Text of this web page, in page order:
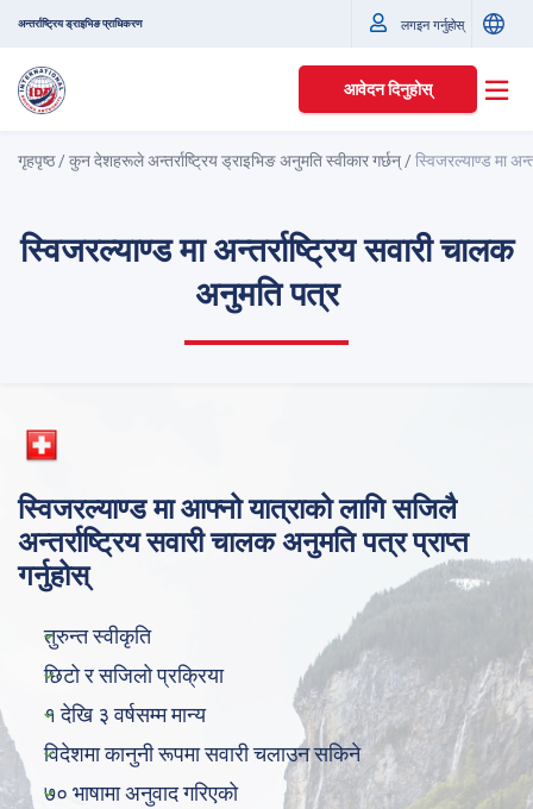
अन्तर्राष्ट्रिय ड्राइभिङ प्राधिकरण लगइन गर्नुहोस्
आवेदन दिनुहोस्
गृहपृष्ठ/कुन देशहरूले अन्तर्राष्ट्रिय ड्राइभिङ अनुमति स्वीकार गर्छन् /स्विजरल्याण्ड मा
स्विजरल्याण्ड मा अन्तर्राष्ट्रिय सवारी चालक
अनुमति पत्र
स्विजरल्याण्ड मा आफ्नो यात्राको लागि सजिलै
अन्तर्राष्ट्रिय सवारी चालक अनुमति पत्र प्राप्त
गर्नुहोस्
तुरुन्त स्वीकृति
छिटो र सजिलो प्रक्रिया
१ देखि ३ वर्षसम्म मान्य
विदेशमा कानुनी रूपमा सवारी चलाउन सकिने
७० भाषामा अनुवाद गरिएको